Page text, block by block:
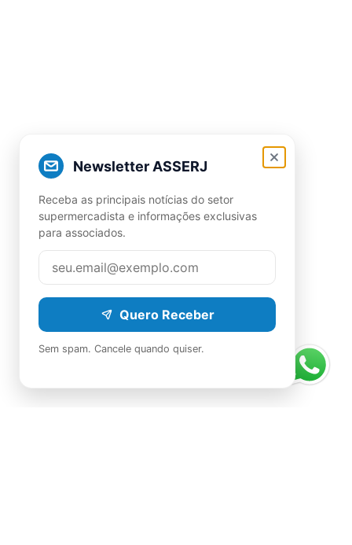
Newsletter ASSERJ
Receba as principais notícias do setor
supermercadista e informações exclusivas
para associados.
Quero Receber
Sem spam. Cancele quando quiser.